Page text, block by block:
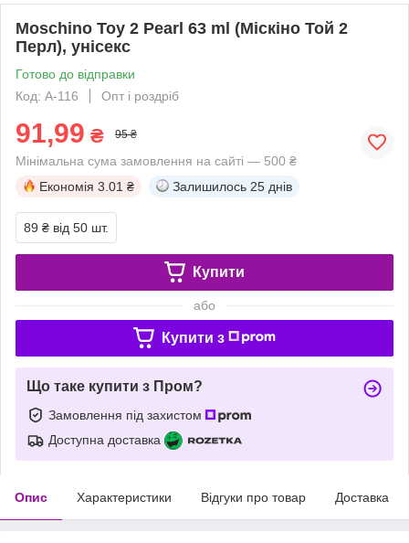
Moschino Toy 2 Pearl 63 ml (Міскіно Той 2
Перл), унісекс
Готово до відправки
Код: А-116
Опт і роздріб
91,99 ₴ 95 ₴
Мінімальна сума замовлення на сайті — 500 ₴
Економія 3.01 ₴ Залишилось 25 днів
89 ₴ від 50 шт.
Купити
або
Купити з
Що таке купити з Пром?
Замовлення під захистом
Доступна доставка
Опис Характеристики Відгуки про товар Доставка